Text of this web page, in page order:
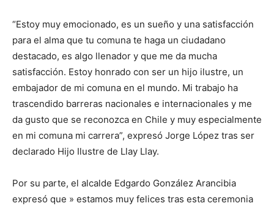
“Estoy muy emocionado, es un sueño y una satisfacción
para el alma que tu comuna te haga un ciudadano
destacado, es algo llenador y que me da mucha
satisfacción. Estoy honrado con ser un hijo ilustre, un
embajador de mi comuna en el mundo. Mi trabajo ha
trascendido barreras nacionales e internacionales y me
da gusto que se reconozca en Chile y muy especialmente
en mi comuna mi carrera”, expresó Jorge López tras ser
declarado Hijo Ilustre de Llay Llay.
Por su parte, el alcalde Edgardo González Arancibia
expresó que » estamos muy felices tras esta ceremonia